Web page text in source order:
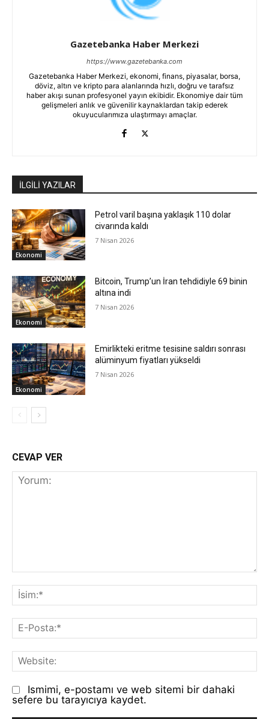
Gazetebanka Haber Merkezi
https://www.gazetebanka.com
Gazetebanka Haber Merkezi, ekonomi, finans, piyasalar, borsa,
döviz, altın ve kripto para alanlarında hızlı, doğru ve tarafsız
haber akışı sunan profesyonel yayın ekibidir. Ekonomiye dair tüm
gelişmeleri anlık ve güvenilir kaynaklardan takip ederek
okuyucularımıza ulaştırmayı amaçlar.
İLGİLİ YAZILAR
Ekonomi
Petrol varil başına yaklaşık 110 dolar
civarında kaldı
7 Nisan 2026
Ekonomi
Bitcoin, Trump’un İran tehdidiyle 69 binin
altına indi
7 Nisan 2026
Ekonomi
Emirlikteki eritme tesisine saldırı sonrası
alüminyum fiyatları yükseldi
7 Nisan 2026
CEVAP VER
Yorum:
E-
Ismimi, e-postamı ve web sitemi bir dahaki
sefere bu tarayıcıya kaydet.